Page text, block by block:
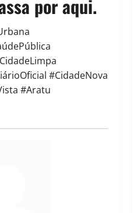
por aqui.
#CidadeNova
#Aratu